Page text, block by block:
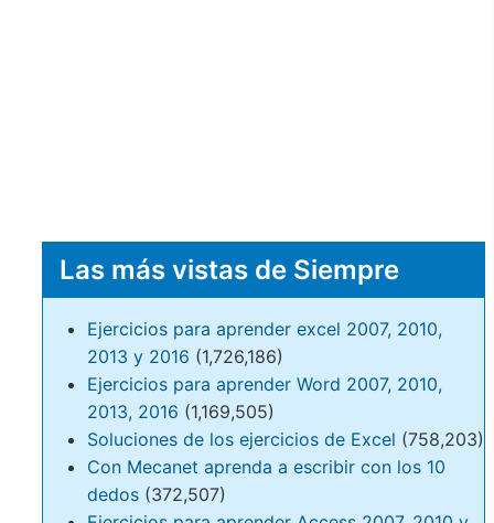
Las más vistas de Siempre
Ejercicios para aprender excel 2007, 2010,
2013 y 2016 (1,726,186)
Ejercicios para aprender Word 2007, 2010,
2013, 2016 (1,169,505)
Soluciones de los ejercicios de Excel (758,203)
Con Mecanet aprenda a escribir con los 10
dedos (372,507)